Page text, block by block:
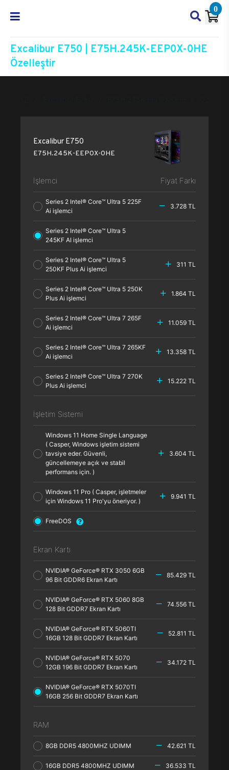
0
Excalibur E750 | E75H.245K-EEP0X-0HE
Özelleştir
Excalibur E750
E75H.245K-EEP0X-0HE
İşlemci Fiyat Farkı
Series 2 Intel® Core™ Ultra 5 225F
Ai işlemci
3.728 TL
Series 2 Intel® Core™ Ultra 5
245KF AI işlemci
Series 2 Intel® Core™ Ultra 5
250KF Plus Ai işlemci
311 TL
Series 2 Intel® Core™ Ultra 5 250K
Plus Ai işlemci
1.864 TL
Series 2 Intel® Core™ Ultra 7 265F
Ai işlemci
11.059 TL
Series 2 Intel® Core™ Ultra 7 265KF
Ai işlemci
13.358 TL
Series 2 Intel® Core™ Ultra 7 270K
Plus Ai işlemci
15.222 TL
İşletim Sistemi
Windows 11 Home Single Language
( Casper, Windows işletim sistemi
tavsiye eder. Güvenli,
güncellemeye açık ve stabil
performans için. )
3.604 TL
Windows 11 Pro ( Casper, işletmeler
için Windows 11 Pro'yu öneriyor. )
9.941 TL
FreeDOS
Ekran Kartı
NVIDIA® GeForce® RTX 3050 6GB
96 Bit GDDR6 Ekran Kartı
85.429 TL
NVIDIA® GeForce® RTX 5060 8GB
128 Bit GDDR7 Ekran Kartı
74.556 TL
NVIDIA® GeForce® RTX 5060TI
16GB 128 Bit GDDR7 Ekran Kartı
52.811 TL
NVIDIA® GeForce® RTX 5070
12GB 196 Bit GDDR7 Ekran Kartı
34.172 TL
NVIDIA® GeForce® RTX 5070TI
16GB 256 Bit GDDR7 Ekran Kartı
RAM
8GB DDR5 4800MHZ UDIMM 42.621 TL
16GB DDR5 4800MHZ UDIMM 36.533 TL